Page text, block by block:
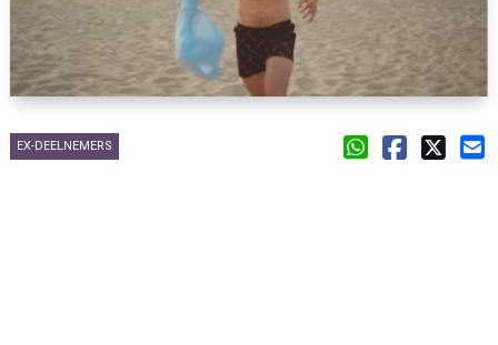
EX-DEELNEMERS